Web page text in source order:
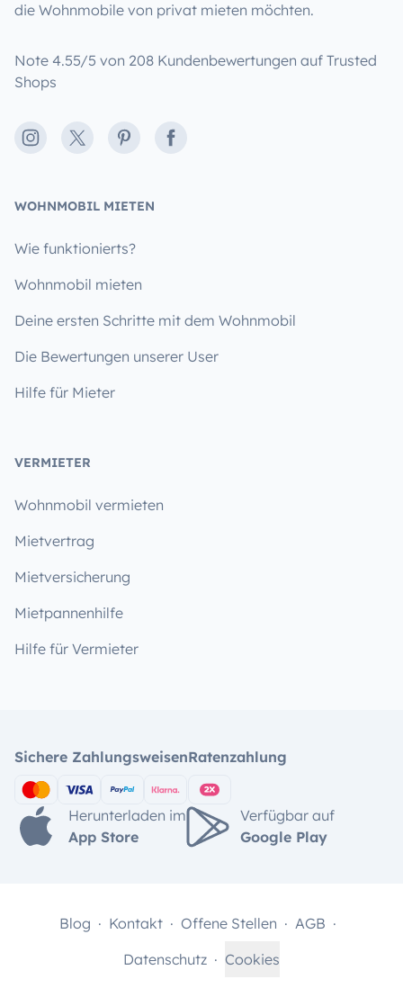
die Wohnmobile von privat mieten möchten.
Note 4.55/5 von 208 Kundenbewertungen auf Trusted
Shops
Instagram
X PinterestFacebook
WOHNMOBIL MIETEN
Wie funktionierts?
Wohnmobil mieten
Deine ersten Schritte mit dem Wohnmobil
Die Bewertungen unserer User
Hilfe für Mieter
VERMIETER
Wohnmobil vermieten
Mietvertrag
Mietversicherung
Mietpannenhilfe
Hilfe für Vermieter
Sichere ZahlungsweisenRatenzahlung
Herunterladen im
App Store
Verfügbar auf
Google Play
Blog Kontakt Offene Stellen
AGB
Datenschutz
Cookies